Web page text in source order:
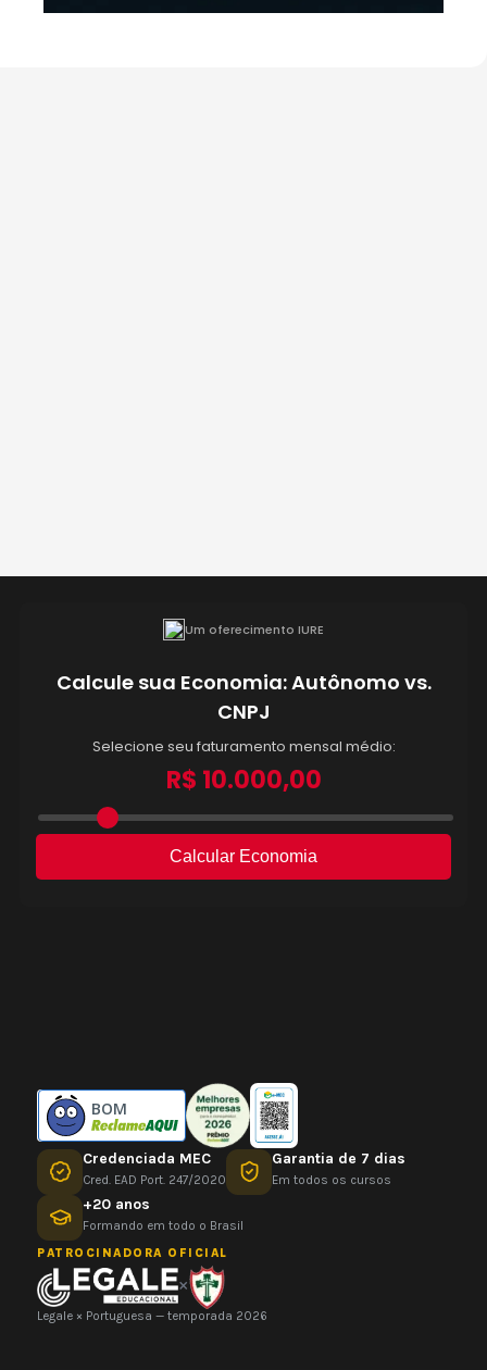
BOM
Credenciada MEC
Cred. EAD Port. 247/2020
Garantia de 7 dias
Em todos os cursos
+20 anos
Formando em todo o Brasil
PATROCINADORA OFICIAL
×
Legale × Portuguesa — temporada 2026